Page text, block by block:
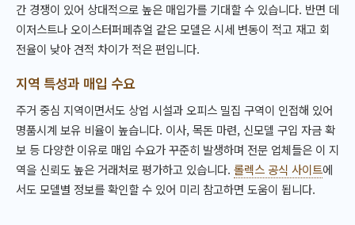
간 경쟁이 있어 상대적으로 높은 매입가를 기대할 수 있습니다. 반면 데
이저스트나 오이스터퍼페츄얼 같은 모델은 시세 변동이 적고 재고 회
전율이 낮아 견적 차이가 적은 편입니다.
지역 특성과 매입 수요
주거 중심 지역이면서도 상업 시설과 오피스 밀집 구역이 인접해 있어
명품시계 보유 비율이 높습니다. 이사, 목돈 마련, 신모델 구입 자금 확
보 등 다양한 이유로 매입 수요가 꾸준히 발생하며 전문 업체들은 이 지
역을 신뢰도 높은 거래처로 평가하고 있습니다. 롤렉스 공식 사이트에
서도 모델별 정보를 확인할 수 있어 미리 참고하면 도움이 됩니다.